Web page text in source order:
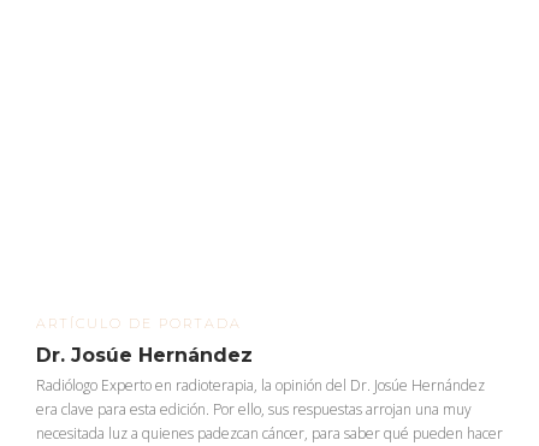
ARTÍCULO DE PORTADA
Dr. Josúe Hernández
Radiólogo Experto en radioterapia, la opinión del Dr. Josúe Hernández
era clave para esta edición. Por ello, sus respuestas arrojan una muy
necesitada luz a quienes padezcan cáncer, para saber qué pueden hacer